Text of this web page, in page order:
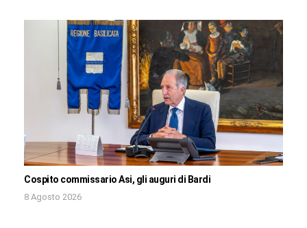
Cospito commissario Asi, gli auguri di Bardi
8 Agosto 2026